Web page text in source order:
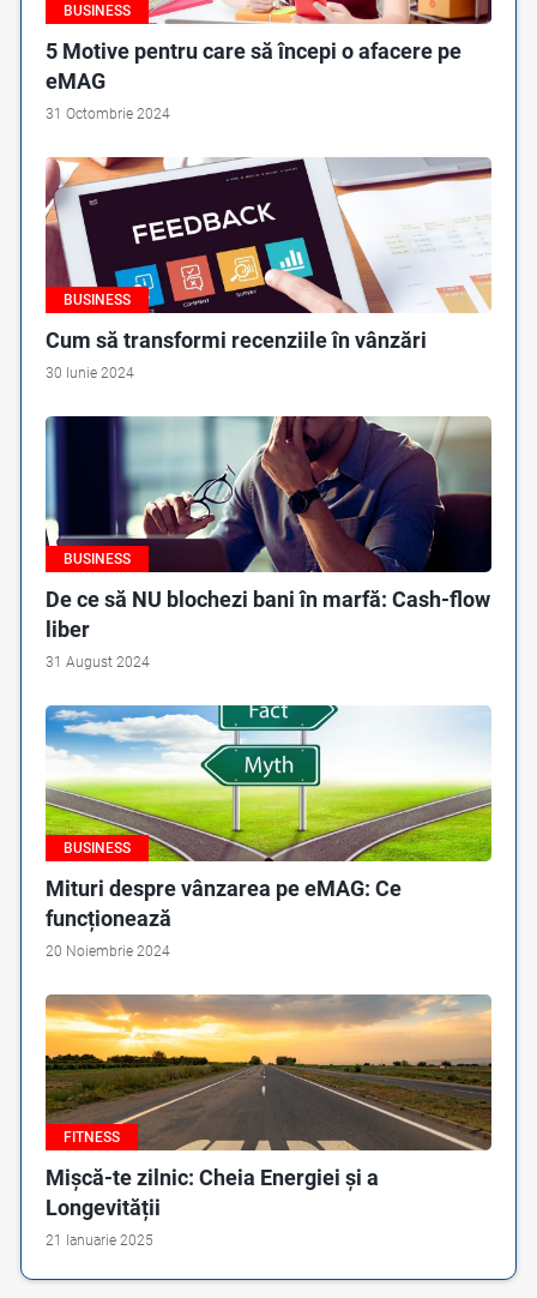
BUSINESS
5 Motive pentru care să începi o afacere pe
eMAG
31 Octombrie 2024
BUSINESS
Cum să transformi recenziile în vânzări
30 Iunie 2024
BUSINESS
De ce să NU blochezi bani în marfă: Cash-flow
liber
31 August 2024
BUSINESS
Mituri despre vânzarea pe eMAG: Ce
funcționează
20 Noiembrie 2024
FITNESS
Mișcă-te zilnic: Cheia Energiei și a
Longevității
21 Ianuarie 2025